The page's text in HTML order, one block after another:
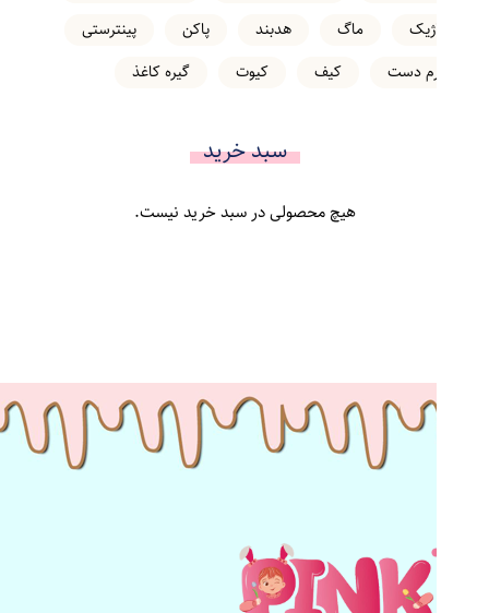
ماژیک
ماگ هدبند پاکن
پینترستی
کرم دست
کیف کیوت گیره کاغذ
سبد خرید
هیچ محصولی در سبد خرید نیست.